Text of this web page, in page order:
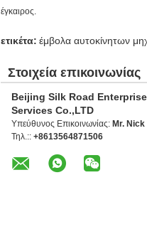
έγκαιρος.
ετικέτα: έμβολα αυτοκίνητων
Στοιχεία επικοινωνίας
Beijing Silk Road
Services Co.,LTD
Υπεύθυνος Επικοινωνίας: Mr.
Τηλ.:: +8613564871506